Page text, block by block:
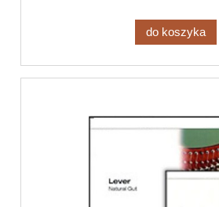
do koszyka